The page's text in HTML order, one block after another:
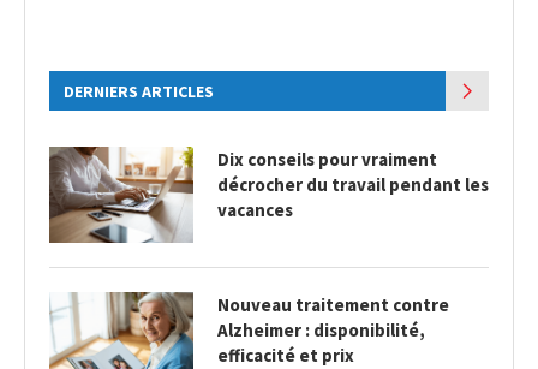
DERNIERS ARTICLES
Dix conseils pour vraiment
décrocher du travail pendant les
vacances
Nouveau traitement contre
Alzheimer : disponibilité,
efficacité et prix